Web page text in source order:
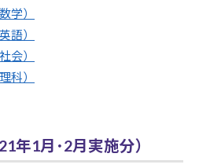
学）
語）
会）
科）
年1月･2月実施分）